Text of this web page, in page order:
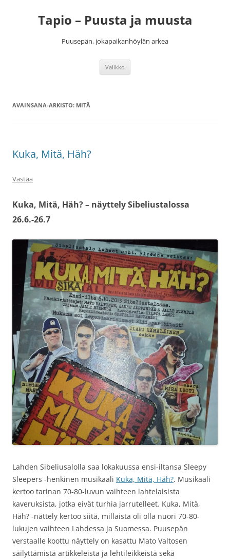
Tapio – Puusta ja muusta
Puusepän, jokapaikanhöylän arkea
Valikko
AVAINSANA-ARKISTO: MITÄ
Kuka, Mitä, Häh?
Vastaa
Kuka, Mitä, Häh? – näyttely Sibeliustalossa
26.6.-26.7
Lahden Sibeliusalolla saa lokakuussa ensi-iltansa Sleepy
Sleepers -henkinen musikaali Kuka, Mitä, Häh?. Musikaali
kertoo tarinan 70-80-luvun vaihteen lahtelaisista
kaveruksista, jotka eivät turhia jarrutelleet. Kuka, Mitä,
Häh? -nättely kertoo siitä, millaista oli olla nuori 70-80-
lukujen vaihteen Lahdessa ja Suomessa. Puusepän
verstaalle koottu näyttely on kasattu Mato Valtosen
säilyttämistä artikkeleista ja lehtileikkeistä sekä